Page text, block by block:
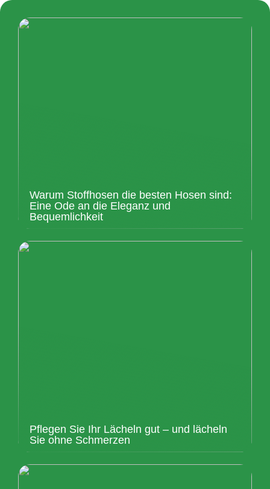
Warum Stoffhosen die besten Hosen sind:
Eine Ode an die Eleganz und
Bequemlichkeit
Pflegen Sie Ihr Lächeln gut – und lächeln
Sie ohne Schmerzen